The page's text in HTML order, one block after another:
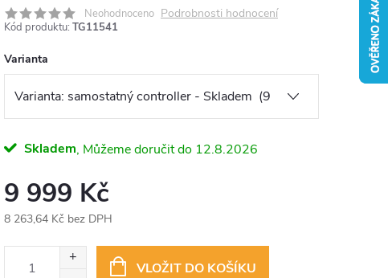
Neohodnoceno Podrobnosti hodnocení
Kód produktu: TG11541
Varianta
Skladem 12.8.2026
9 999 Kč
8 263,64 Kč bez DPH
VLOŽIT DO KOŠÍKU